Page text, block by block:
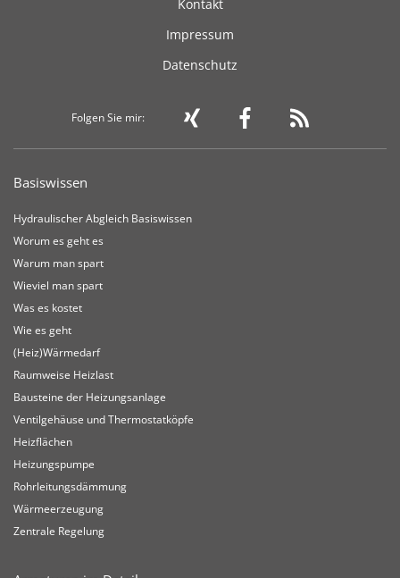
Kontakt
Impressum
Datenschutz
Folgen Sie mir:
Basiswissen
Hydraulischer Abgleich Basiswissen
Worum es geht es
Warum man spart
Wieviel man spart
Was es kostet
Wie es geht
(Heiz)Wärmedarf
Raumweise Heizlast
Bausteine der Heizungsanlage
Ventilgehäuse und Thermostatköpfe
Heizflächen
Heizungspumpe
Rohrleitungsdämmung
Wärmeerzeugung
Zentrale Regelung